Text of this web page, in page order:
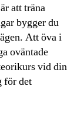
att träna
bygger du
Att öva i
oväntade
vid din
för det